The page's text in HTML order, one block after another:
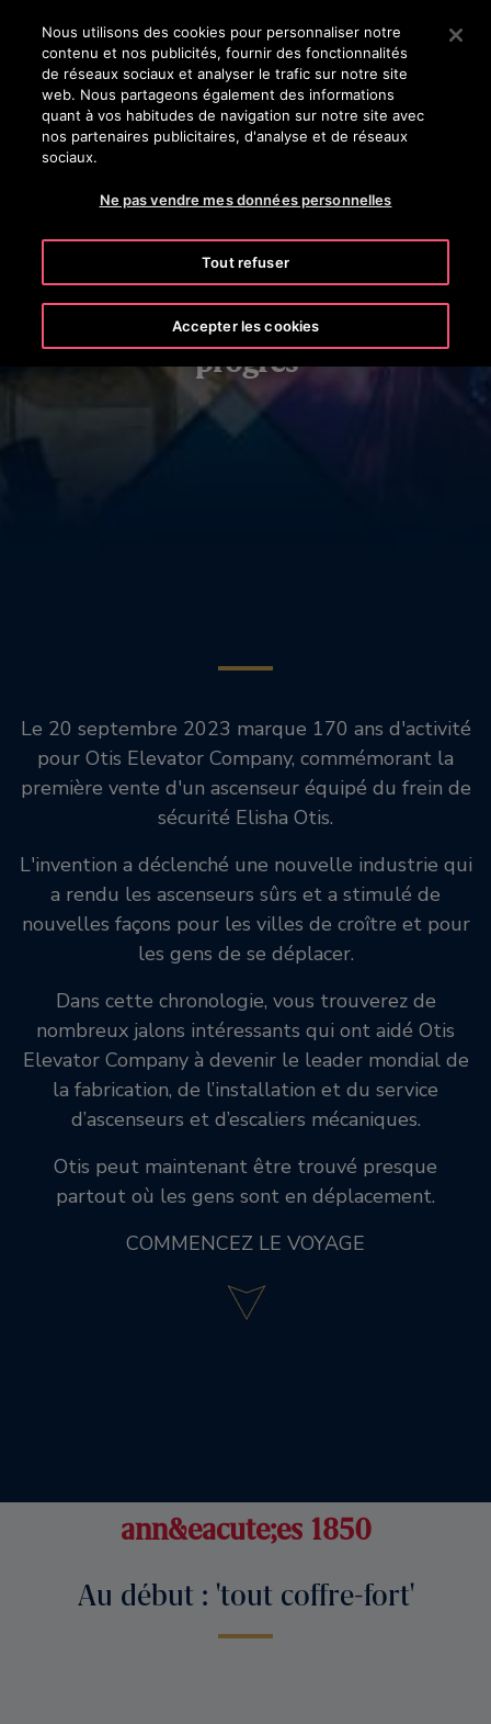
Appuyez sur Entrée pour passer au contenu principal
RECHERCHER
Notre histoire:
Une histoire d’innovation et de
progrès
Le 20 septembre 2023 marque 170 ans d'activité
pour Otis Elevator Company, commémorant la
première vente d'un ascenseur équipé du frein de
sécurité Elisha Otis.
L'invention a déclenché une nouvelle industrie qui
a rendu les ascenseurs sûrs et a stimulé de
nouvelles façons pour les villes de croître et pour
les gens de se déplacer.
Dans cette chronologie, vous trouverez de
nombreux jalons intéressants qui ont aidé Otis
Elevator Company à devenir le leader mondial de
la fabrication, de l’installation et du service
d’ascenseurs et d’escaliers mécaniques.
Otis peut maintenant être trouvé presque
partout où les gens sont en déplacement.
COMMENCEZ LE VOYAGE
ann&eacute;es 1850
Au début : 'tout coffre-fort'
Nous utilisons des cookies pour personnaliser notre
contenu et nos publicités, fournir des fonctionnalités
de réseaux sociaux et analyser le trafic sur notre site
web. Nous partageons également des informations
quant à vos habitudes de navigation sur notre site avec
nos partenaires publicitaires, d'analyse et de réseaux
sociaux.
Ne pas vendre mes données personnelles
Tout refuser
Accepter les cookies